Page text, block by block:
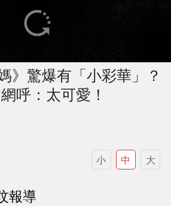
》驚爆有「小彩華」？
呼：太可愛！
小 中 大
報導